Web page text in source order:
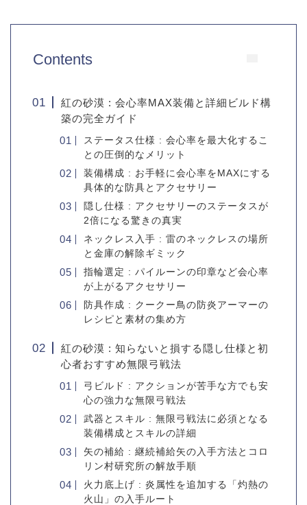
Contents
紅の砂漠 : 会心率MAX装備と詳細ビルド構
築の完全ガイド
ステータス仕様 : 会心率を最大化するこ
との圧倒的なメリット
装備構成 : お手軽に会心率をMAXにする
具体的な防具とアクセサリー
隠し仕様 : アクセサリーのステータスが
2倍になる驚きの真実
ネックレス入手 : 雷のネックレスの場所
と金庫の解除ギミック
指輪選定 : パイルーンの印章など会心率
が上がるアクセサリー
防具作成 : クークー鳥の防炎アーマーの
レシピと素材の集め方
紅の砂漠 : 知らないと損する隠し仕様と初
心者おすすめ無限弓戦法
弓ビルド : アクションが苦手な方でも安
心の強力な無限弓戦法
武器とスキル : 無限弓戦法に必須となる
装備構成とスキルの詳細
矢の補給 : 継続補給矢の入手方法とコロ
リン村研究所の解放手順
火力底上げ : 炎属性を追加する「灼熱の
火山」の入手ルート